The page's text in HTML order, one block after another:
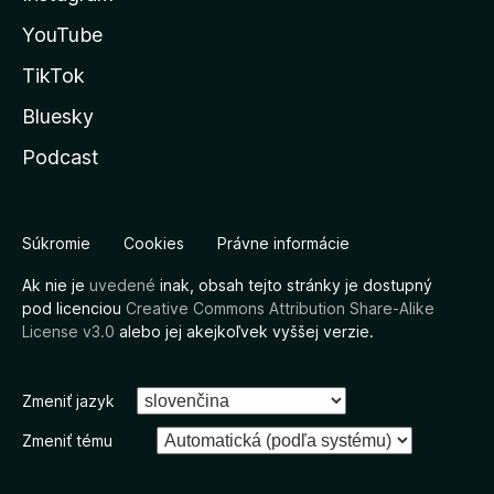
YouTube
TikTok
Bluesky
Podcast
Súkromie Cookies Právne informácie
Ak nie je uvedené inak, obsah tejto stránky je dostupný
pod licenciou Creative Commons Attribution Share-Alike
License v3.0 alebo jej akejkoľvek vyššej verzie.
Zmeniť jazyk
Zmeniť tému